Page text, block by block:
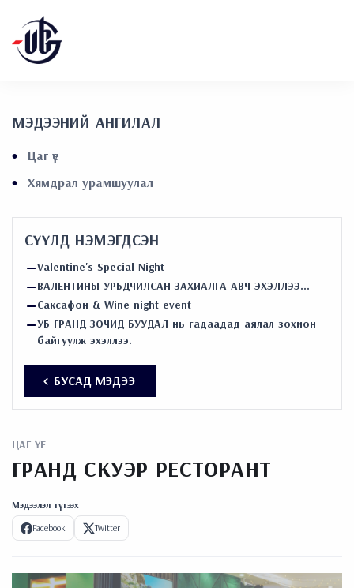
МЭДЭЭНИЙ АНГИЛАЛ
Цаг үе
Хямдрал урамшуулал
СҮҮЛД НЭМЭГДСЭН
Valentine's Special Night
ВАЛЕНТИНЫ УРЬДЧИЛСАН ЗАХИАЛГА АВЧ ЭХЭЛЛЭЭ...
Саксафон & Wine night event
УБ ГРАНД ЗОЧИД БУУДАЛ нь гадаадад аялал зохион
байгуулж эхэллээ.
БУСАД МЭДЭЭ
ЦАГ ҮЕ
ГРАНД СКУЭР РЕСТОРАНТ
Мэдээлэл түгээх
Facebook
Twitter